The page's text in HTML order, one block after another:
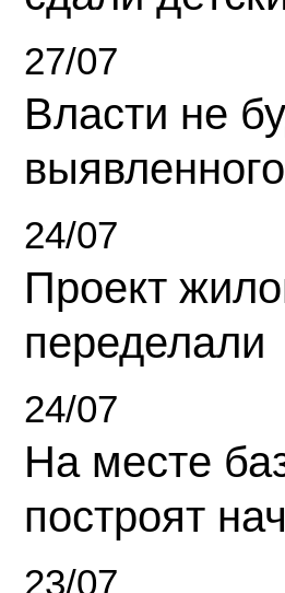
27/07
Власти не
24/07
Проект
переделали
24/07
На месте
построят
23/07